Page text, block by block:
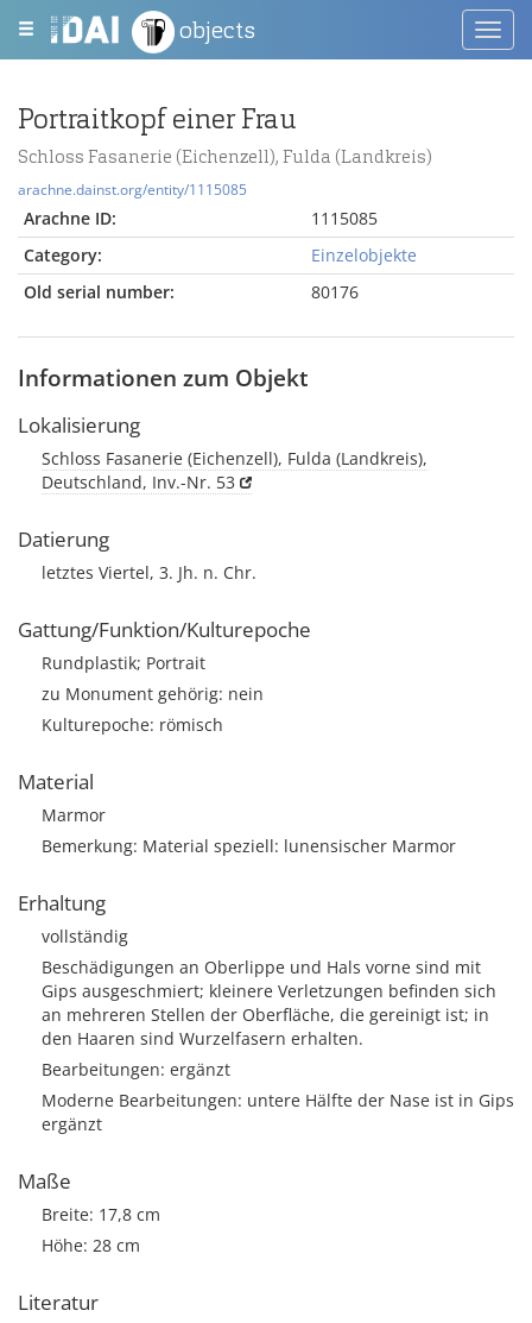
objects
Portraitkopf einer Frau
Schloss Fasanerie (Eichenzell), Fulda (Landkreis)
arachne.dainst.org/entity/1115085
Arachne ID:
1115085
Category:
Einzelobjekte
Old serial number:
80176
Informationen zum Objekt
Lokalisierung
Schloss Fasanerie (Eichenzell), Fulda (Landkreis),
Deutschland, Inv.-Nr. 53
Datierung
letztes Viertel, 3. Jh. n. Chr.
Gattung/Funktion/Kulturepoche
Rundplastik; Portrait
zu Monument gehörig: nein
Kulturepoche: römisch
Material
Marmor
Bemerkung: Material speziell: lunensischer Marmor
Erhaltung
vollständig
Beschädigungen an Oberlippe und Hals vorne sind mit
Gips ausgeschmiert; kleinere Verletzungen befinden sich
an mehreren Stellen der Oberfläche, die gereinigt ist; in
den Haaren sind Wurzelfasern erhalten.
Bearbeitungen: ergänzt
Moderne Bearbeitungen: untere Hälfte der Nase ist in Gips
ergänzt
Maße
Breite: 17,8 cm
Höhe: 28 cm
Literatur